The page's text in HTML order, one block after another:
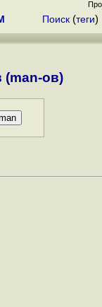
Поиск (теги)
(man-ов)